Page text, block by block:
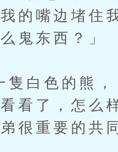
的嘴边堵住
鬼东西？」
白色的熊，
看了，怎么
很重要的共